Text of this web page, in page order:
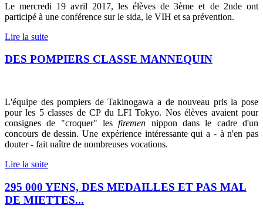
Le mercredi 19 avril 2017, les élèves de 3ème et de 2nde ont
participé à une conférence sur le sida, le VIH et sa prévention.
Lire la suite
DES POMPIERS CLASSE MANNEQUIN
L'équipe des pompiers de Takinogawa a de nouveau pris la pose
pour les 5 classes de CP du LFI Tokyo. Nos élèves avaient pour
consignes de "croquer" lesfiremen nippon dans le cadre d'un
concours de dessin. Une expérience intéressante qui a - à n'en pas
douter - fait naître de nombreuses vocations.
Lire la suite
295 000 YENS, DES MEDAILLES ET PAS MAL
DE MIETTES...